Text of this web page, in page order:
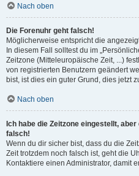
Nach oben
Die Forenuhr geht falsch!
Möglicherweise entspricht die
In diesem Fall solltest du im
Zeitzone (Mitteleuropäische Zeit, ...)
von registrierten Benutzern geändert
bist, ist dies ein guter Grund, dies jetzt
Nach oben
Ich habe die Zeitzone eingestellt,
falsch!
Wenn du dir sicher bist, dass du die
Zeit trotzdem noch falsch ist, geht die
Kontaktiere einen Administrator, damit